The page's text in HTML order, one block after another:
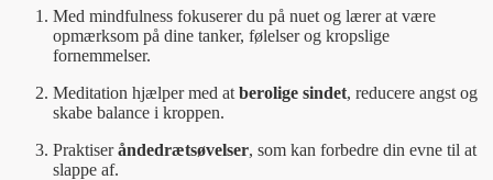
Med mindfulness fokuserer du på nuet og lærer at være
opmærksom på dine tanker, følelser og kropslige
fornemmelser.
Meditation hjælper med at berolige sindet, reducere angst og
skabe balance i kroppen.
Praktiseråndedrætsøvelser, som kan forbedre din evne til at
slappe af.